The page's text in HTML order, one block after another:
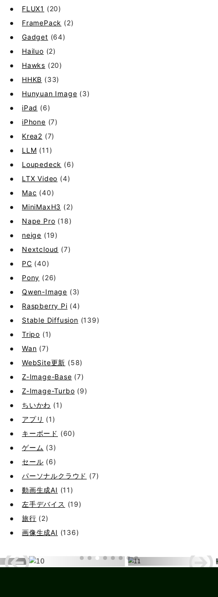
FLUX1 (20)
FramePack (2)
Gadget (64)
Hailuo (2)
Hawks (20)
HHKB (33)
Hunyuan Image (3)
iPad (6)
iPhone (7)
Krea2 (7)
LLM (11)
Loupedeck (6)
LTX Video (4)
Mac (40)
MiniMaxH3 (2)
Nape Pro (18)
neige (19)
Nextcloud (7)
PC (40)
Pony (26)
Qwen-Image (3)
Raspberry Pi (4)
Stable Diffusion (139)
Tripo (1)
Wan (7)
WebSite更新 (58)
Z-Image-Base (7)
Z-Image-Turbo (9)
ちいかわ (1)
アプリ (1)
キーボード (60)
ゲーム (3)
セール (6)
パーソナルクラウド (7)
動画生成AI (11)
左手デバイス (19)
旅行 (2)
画像生成AI (136)